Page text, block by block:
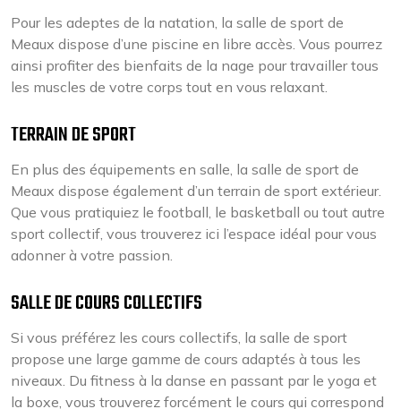
Pour les adeptes de la natation, la salle de sport de
Meaux dispose d’une piscine en libre accès. Vous pourrez
ainsi profiter des bienfaits de la nage pour travailler tous
les muscles de votre corps tout en vous relaxant.
TERRAIN DE SPORT
En plus des équipements en salle, la salle de sport de
Meaux dispose également d’un terrain de sport extérieur.
Que vous pratiquiez le football, le basketball ou tout autre
sport collectif, vous trouverez ici l’espace idéal pour vous
adonner à votre passion.
SALLE DE COURS COLLECTIFS
Si vous préférez les cours collectifs, la salle de sport
propose une large gamme de cours adaptés à tous les
niveaux. Du fitness à la danse en passant par le yoga et
la boxe, vous trouverez forcément le cours qui correspond